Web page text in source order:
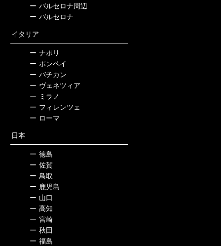
ー バルセロナ周辺
ー バルセロナ
イタリア
ー ナポリ
ー ポンペイ
ー バチカン
ー ヴェネツィア
ー ミラノ
ー フィレンツェ
ー ローマ
日本
ー 徳島
ー 佐賀
ー 鳥取
ー 鹿児島
ー 山口
ー 高知
ー 宮崎
ー 秋田
ー 福島